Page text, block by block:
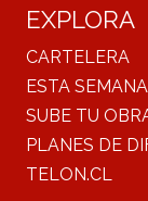
EXPLORA
CARTELERA
ESTA SEMANA
SUBE TU
PLANES DE
TELON.CL